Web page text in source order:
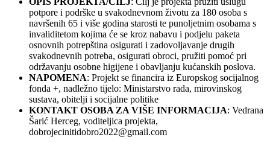
potpore i podrške u svakodnevnom životu za 180 osoba s
navršenih 65 i više godina starosti te punoljetnim osobama s
invaliditetom kojima će se kroz nabavu i podjelu paketa
osnovnih potrepština osigurati i zadovoljavanje drugih
svakodnevnih potreba, osigurati obroci, pružiti pomoć pri
održavanju osobne higijene i obavljanju kućanskih poslova.
NAPOMENA: Projekt se financira iz Europskog socijalnog
fonda +, nadležno tijelo: Ministarstvo rada, mirovinskog
sustava, obitelji i socijalne politike
KONTAKT OSOBA ZA VIŠE INFORMACIJA: Vedrana
Šarić Herceg, voditeljica projekta,
dobrojecinitidobro2022@gmail.com